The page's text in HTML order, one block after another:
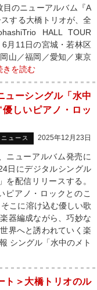
のニューアルバム『A
する大橋トリオが、全
HALL TOUR
月11日の宮城・若林区
山／福岡／愛知／東京
きを読む
ューシングル「水中
しいピアノ・ロッ
ュース 2025年12月23日
ニューアルバム発売に
日にデジタルシングル
を配信リリースする。
アノ・ロックとのこ
こに溶け込む優しい歌
器編成ながら、巧妙な
界へと誘われていく楽
シングル「水中のメト
ト＞大橋トリオのル